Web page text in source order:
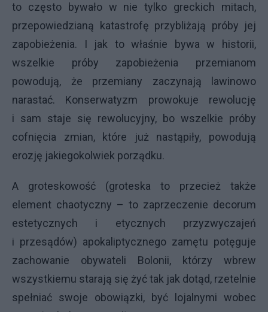
to często bywało w nie tylko greckich mitach,
przepowiedzianą katastrofę przybliżają próby jej
zapobieżenia. I jak to właśnie bywa w historii,
wszelkie próby zapobieżenia przemianom
powodują, że przemiany zaczynają lawinowo
narastać. Konserwatyzm prowokuje rewolucję
i sam staje się rewolucyjny, bo wszelkie próby
cofnięcia zmian, które już nastąpiły, powodują
erozję jakiegokolwiek porządku.
A groteskowość (groteska to przecież także
element chaotyczny – to zaprzeczenie decorum
estetycznych i etycznych przyzwyczajeń
i przesądów) apokaliptycznego zamętu potęguje
zachowanie obywateli Bolonii, którzy wbrew
wszystkiemu starają się żyć tak jak dotąd, rzetelnie
spełniać swoje obowiązki, być lojalnymi wobec